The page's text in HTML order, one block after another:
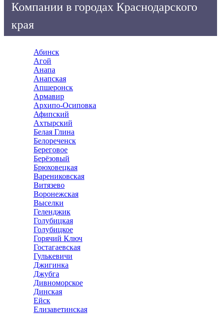
Компании в городах Краснодарского
края
Абинск
Агой
Анапа
Анапская
Апшеронск
Армавир
Архипо-Осиповка
Афипский
Ахтырский
Белая Глина
Белореченск
Береговое
Берёзовый
Брюховецкая
Варениковская
Витязево
Воронежская
Выселки
Геленджик
Голубицкая
Голубицкое
Горячий Ключ
Гостагаевская
Гулькевичи
Джигинка
Джубга
Дивноморское
Динская
Ейск
Елизаветинская